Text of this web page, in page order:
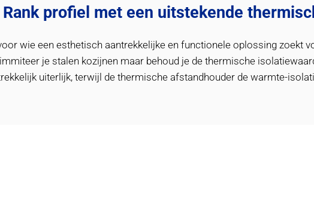
Rank profiel met een uitstekende
wie een esthetisch aantrekkelijke en functionele oplossing zoekt
je stalen kozijnen maar behoud je de thermische
uiterlijk, terwijl de thermische afstandhouder de warmte-